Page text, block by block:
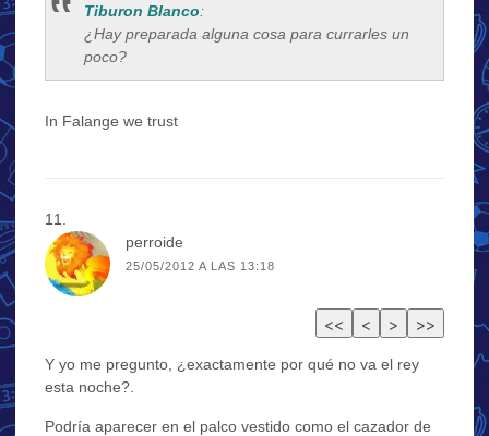
Tiburon Blanco:
¿Hay preparada alguna cosa para currarles un
poco?
In Falange we trust
perroide
25/05/2012 A LAS 13:18
Y yo me pregunto, ¿exactamente por qué no va el rey
esta noche?.
Podría aparecer en el palco vestido como el cazador de